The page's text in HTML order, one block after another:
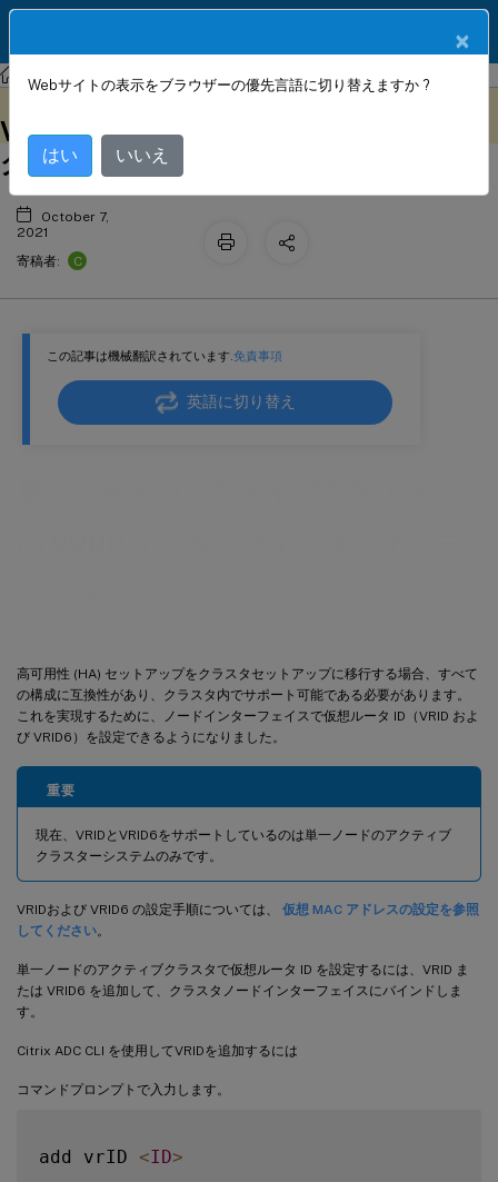
NetScaler NetScaler ADC 13.0 クラスタリング
この記事は機械翻訳されています.免責事項
英語に切り替え
高可用性 (HA) セットアップをクラスタセットアップに移行する場合、すべて
の構成に互換性があり、クラスタ内でサポート可能である必要があります。
これを実現するために、ノードインターフェイスで仮想ルータ ID（VRID およ
び VRID6）を設定できるようになりました。
重要
現在、VRIDとVRID6をサポートしているのは単一ノードのアクティブ
クラスターシステムのみです。
VRIDおよび VRID6 の設定手順については、 仮想 MAC アドレスの設定を参照
してください。
単一ノードのアクティブクラスタで仮想ルータ ID を設定するには、VRID ま
たは VRID6 を追加して、クラスタノードインターフェイスにバインドしま
す。
Citrix ADC CLI を使用してVRIDを追加するには
コマンドプロンプトで入力します。
add vrID <ID>
単一ノードのアクティブクラスタでの
VRRP インターフェイスバインディン
グ
October 7,
2021
寄稿者:
C
×
Webサイトの表示をブラウザーの優先言語に切り替えますか ?
はい いいえ